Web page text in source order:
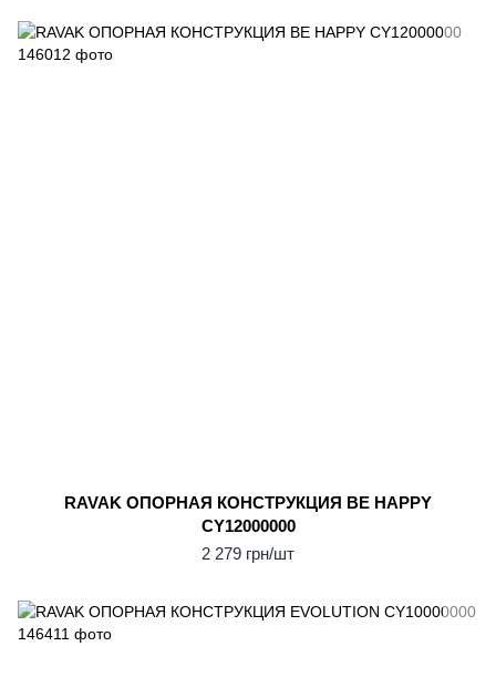
RAVAK ОПОPНАЯ КОНСТPУКЦИЯ BE HAPPY
CY12000000
2 279 грн/шт